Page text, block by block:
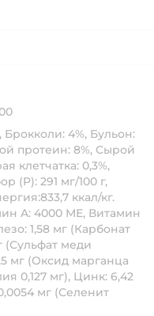
Брокколи: 4%, Бульон:
протеин: 8%, Сырой
клетчатка: 0,3%,
(P): 291 мг/100 г,
ккал/кг.
A: 4000 МЕ, Витамин
1,58 мг (Карбонат
(Сульфат меди
мг (Оксид марганца
0,127 мг), Цинк: 6,42
мг (Селенит